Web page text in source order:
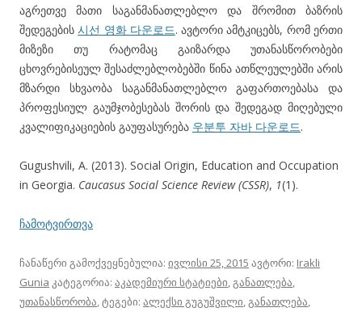
აგრეთვე მათი საგანმანათლებლო და შრომით ბაზრის
შედეგების시선 영화 다운로드. ავტორი ამტკიცებს, რომ ერთი
მიზეზი თუ რატომაც გაიზარდა უთანასწორობები
ცხოვრებისეულ შესაძლებლობებში წინა ათწლეულებში არის
მზარდი სხვაობა საგანმანათლებლო გაფართოებასა და
პროფესიულ გაუმჯობესებას შორის და შედეგად მიღებული
კვალიფიკაციების გაუფასურება 우분투 자바 다운로드.
Gugushvili, A. (2013). Social Origin, Education and Occupation
in Georgia. Caucasus Social Science Review (CSSR), 1(1).
ჩამოტვირთვა
ჩანაწერი გამოქვეყნებულია: ივლისი 25, 2015 ავტორი: Irakli
Gunia კატეგორია: აკადემიური სტატიები,განათლება,
უთანასწორობა, ტეგები: ალექსი გუგუშვილი,განათლება,